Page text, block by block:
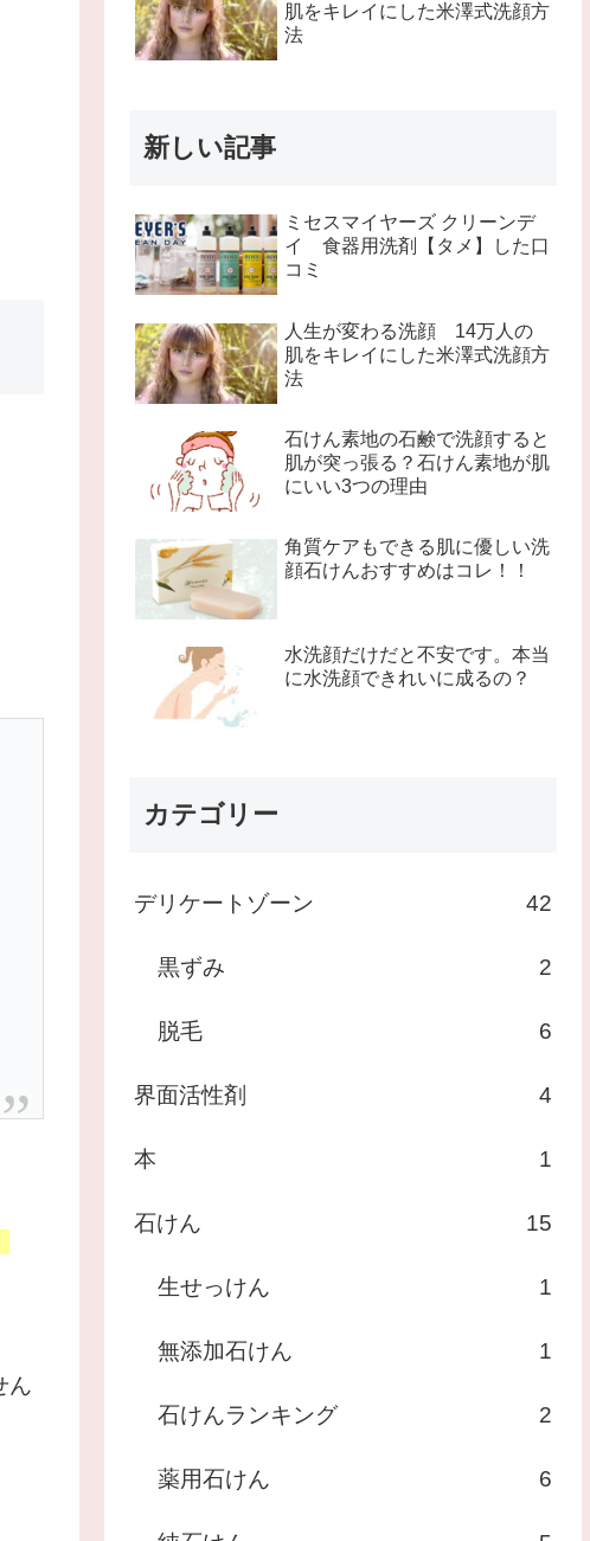
ん
肌をキレイにした米澤式洗顔方
法
新しい記事
ミセスマイヤーズ クリーンデ
イ 食器用洗剤【タメ】した口
コミ
人生が変わる洗顔 14万人の
肌をキレイにした米澤式洗顔方
法
石けん素地の石鹸で洗顔すると
肌が突っ張る？石けん素地が肌
にいい3つの理由
角質ケアもできる肌に優しい洗
顔石けんおすすめはコレ！！
水洗顔だけだと不安です。本当
に水洗顔できれいに成るの？
カテゴリー
デリケートゾーン 42
黒ずみ 2
脱毛 6
界面活性剤 4
本 1
石けん 15
生せっけん 1
無添加石けん 1
石けんランキング 2
薬用石けん 6